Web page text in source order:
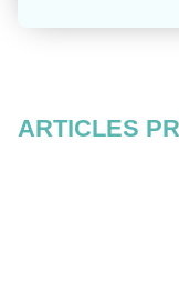
ARTICLES